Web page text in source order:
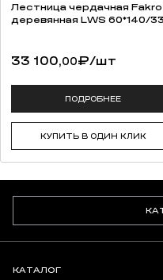
Лестница чердачная Fakro
деревянная LWS 60*140/
33 100,00₽/шт
ПОДРОБНЕЕ
КУПИТЬ В ОДИН КЛИК
КАТАЛОГ